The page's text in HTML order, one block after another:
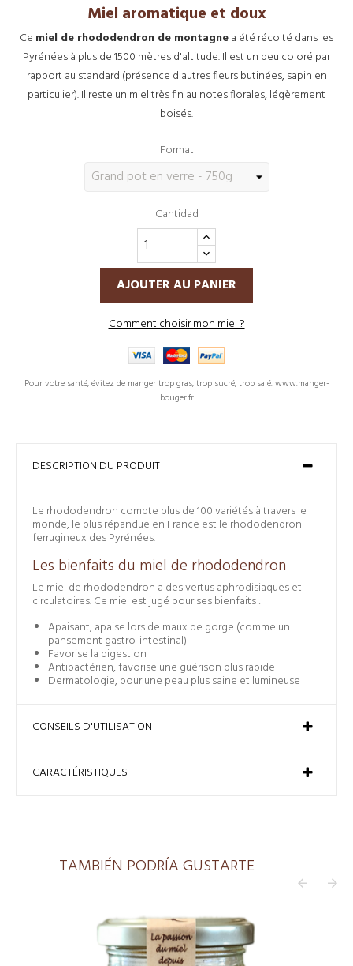
Miel aromatique et doux
Ce miel de rhododendron de montagnea été récolté dans les
Pyrénées à plus de 1500 mètres d'altitude. Il est un peu coloré par
rapport au standard (présence d'autres fleurs butinées, sapin en
particulier). Il reste un miel très fin au notes florales, légèrement
boisés.
Format
Cantidad
AJOUTER AU PANIER
Comment choisir mon miel ?
Pour votre santé, évitez de manger trop gras, trop sucré, trop salé. www.manger-
bouger.fr
DESCRIPTION DU PRODUIT
Le rhododendron compte plus de 100 variétés à travers le
monde, le plus répandue en France est le rhododendron
ferrugineux des Pyrénées.
Les bienfaits du miel de rhododendron
Le miel de rhododendron a des vertus aphrodisiaques et
circulatoires. Ce miel est jugé pour ses bienfaits :
Apaisant, apaise lors de maux de gorge (comme un
pansement gastro-intestinal)
Favorise la digestion
Antibactérien, favorise une guérison plus rapide
Dermatologie, pour une peau plus saine et lumineuse
CONSEILS D'UTILISATION
CARACTÉRISTIQUES
TAMBIÉN PODRÍA GUSTARTE